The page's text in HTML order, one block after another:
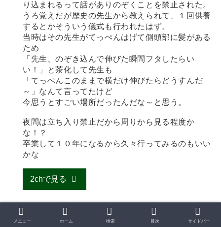
り込まれるって話がありのぞくことを禁止された。
うろ覚えだが歴史の先生から教えられて、１回供養
するとかそういう儀式も行われたはず。
当時はその先生がてっぺんはげて側頭部に髪がある
ため
「先生、のぞき込んで伸びた瞬間フタしたらい
い！」と茶化して先生も
「てっぺんこのままで横だけ伸びたらどうすんだ
～」なんて言ってたけど
今思うとすごい場所だったんだな～と思う。
夜間は立ち入り禁止だから周りから見る程度か
な！？
卒業して１０年になるから久々行ってみるのもいい
かな
2chで見る
メニュー ホーム 検索 目次 サイドバー